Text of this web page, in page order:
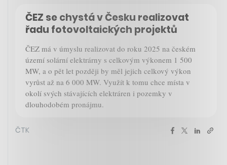
ČEZ se chystá v Česku realizovat
řadu fotovoltaických projektů
ČEZ má v úmyslu realizovat do roku 2025 na českém
území solární elektrárny s celkovým výkonem 1 500
MW, a o pět let později by měl jejich celkový výkon
vyrůst až na 6 000 MW. Využít k tomu chce místa v
okolí svých stávajících elektráren i pozemky v
dlouhodobém pronájmu.
ČTK